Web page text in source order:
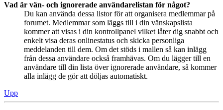
Vad är vän- och ignorerade användarelistan för något?
Du kan använda dessa listor för att organisera medlemmar på
forumet. Medlemmar som läggs till i din vänskapslista
kommer att visas i din kontrollpanel vilket låter dig snabbt och
enkelt visa deras onlinestatus och skicka personliga
meddelanden till dem. Om det stöds i mallen så kan inlägg
från dessa användare också framhävas. Om du lägger till en
användare till din lista över ignorerade användare, så kommer
alla inlägg de gör att döljas automatiskt.
Upp